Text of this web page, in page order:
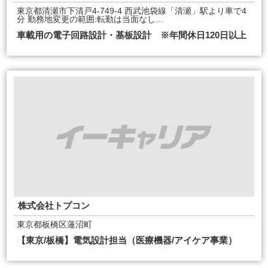
東京都清瀬市下清戸4-749-4 西武池袋線「清瀬」駅より車で4
分 勤務地変更の範囲:転勤は当面なし…
車載用の電子回路設計・基板設計 ※年間休日120日以上
株式会社トプコン
東京都板橋区蓮沼町
【東京/板橋】電気設計担当（医療機器/アイケア事業）